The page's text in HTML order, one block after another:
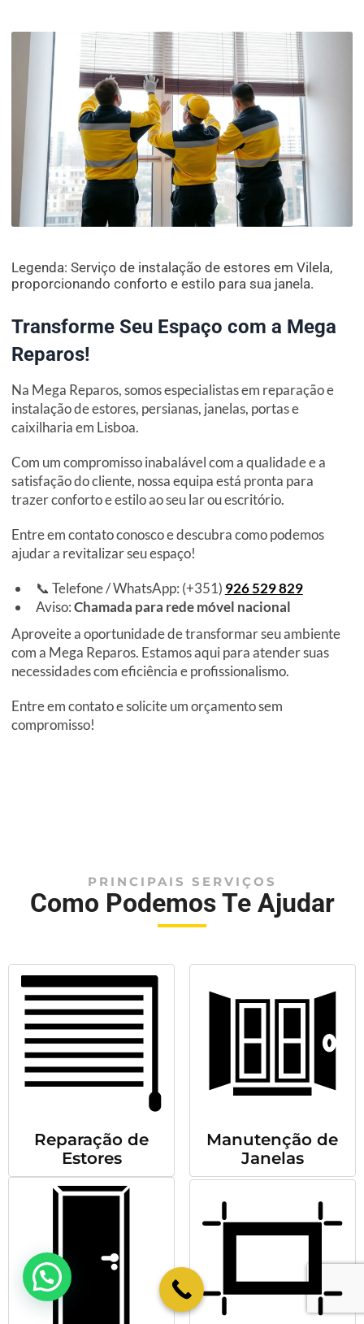
Legenda: Serviço de instalação de estores em Vilela,
proporcionando conforto e estilo para sua janela.
Transforme Seu Espaço com a Mega
Reparos!
Na Mega Reparos, somos especialistas em reparação e
instalação de estores, persianas, janelas, portas e
caixilharia em Lisboa.
Com um compromisso inabalável com a qualidade e a
satisfação do cliente, nossa equipa está pronta para
trazer conforto e estilo ao seu lar ou escritório.
Entre em contato conosco e descubra como podemos
ajudar a revitalizar seu espaço!
📞 Telefone / WhatsApp: (+351) 926 529 829
Aviso:Chamada para rede móvel nacional
Aproveite a oportunidade de transformar seu ambiente
com a Mega Reparos. Estamos aqui para atender suas
necessidades com eficiência e profissionalismo.
Entre em contato e solicite um orçamento sem
compromisso!
PRINCIPAIS SERVIÇOS
Como Podemos Te Ajudar
Reparação de
Estores
Manutenção de
Janelas
💬 Como podemos ajudar?